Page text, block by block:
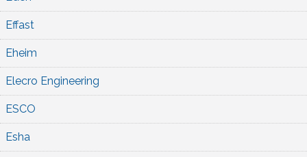
Effast
Eheim
Elecro Engineering
ESCO
Esha